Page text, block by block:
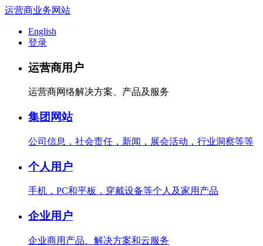
运营商业务网站
English
登录
运营商用户
运营商网络解决方案、产品及服务
集团网站
公司信息，社会责任，新闻，展会活动，行业洞察等等
个人用户
手机，PC和平板，穿戴设备等个人及家用产品
企业用户
企业商用产品、解决方案和云服务